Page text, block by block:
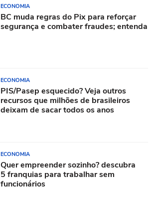
ECONOMIA
BC muda regras do Pix para reforçar
segurança e combater fraudes; entenda
ECONOMIA
PIS/Pasep esquecido? Veja outros
recursos que milhões de brasileiros
deixam de sacar todos os anos
ECONOMIA
Quer empreender sozinho? descubra
5 franquias para trabalhar sem
funcionários